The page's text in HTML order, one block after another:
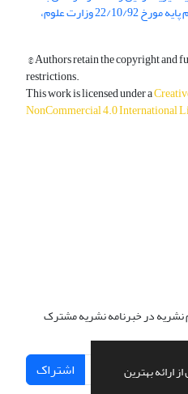
ارائه بهترین
زبان انگلیسی در جلسه کار گروه علوم پایه مورخ 22/10/92 وزارت علوم،
© Authors retain the copyright
restrictions.
This work is licensed under a
NonCommercial 4.0 International
نشریه در خبرنامه نشریه مشترک
اشتراک